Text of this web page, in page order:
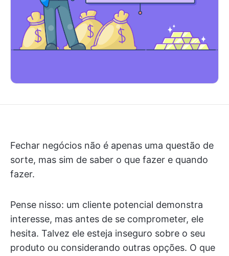
Fechar negócios não é apenas uma questão de
sorte, mas sim de saber o que fazer e quando
fazer.
Pense nisso: um cliente potencial demonstra
interesse, mas antes de se comprometer, ele
hesita. Talvez ele esteja inseguro sobre o seu
produto ou considerando outras opções. O que